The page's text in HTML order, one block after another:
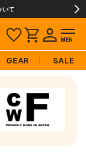
いて
GEAR SALE